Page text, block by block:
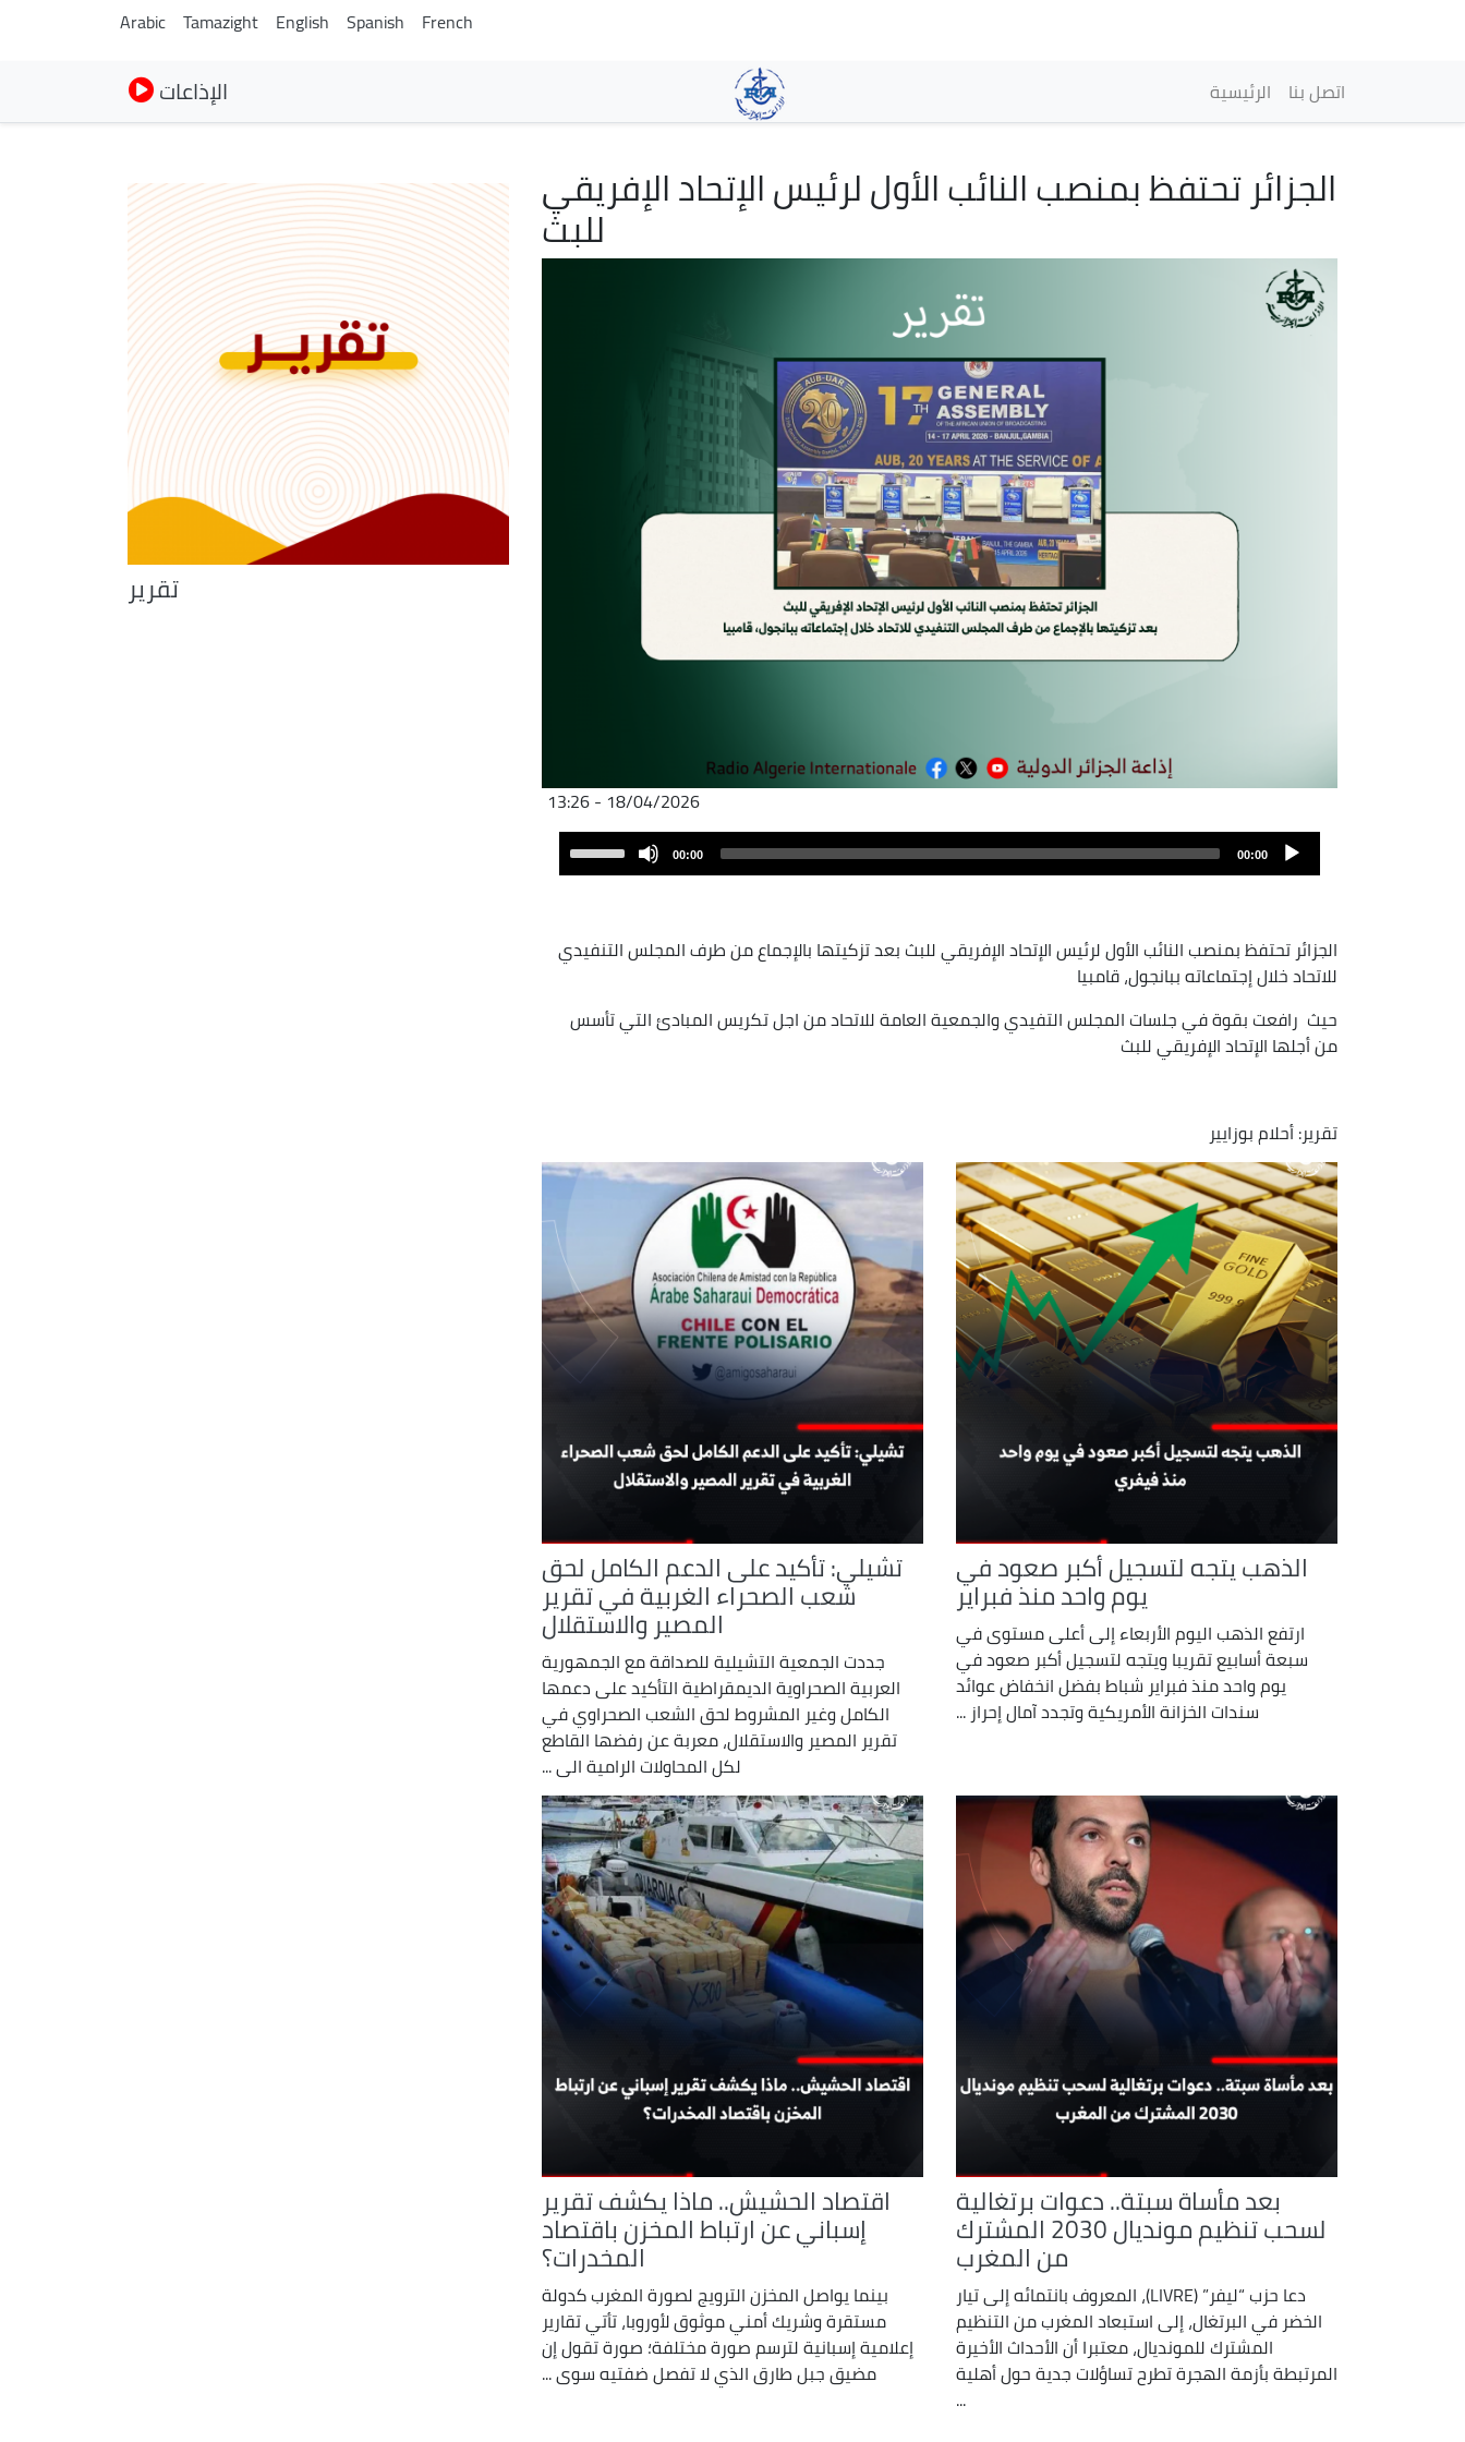
main
content
Arabic Tamazight English Spanish French
الإذاعات Navigation
الرئيسية اتصل بنا
الجزائر تحتفظ بمنصب النائب الأول لرئيس الإتحاد الإفريقي
للبث
Image
18/04/2026 - 13:26
Fichier
audio
Player
00:00
00:00
to
decrease
الجزائر تحتفظ بمنصب النائب الأول لرئيس الإتحاد الإفريقي للبث بعد تزكيتها بالإجماع من طرف المجلس التنفيدي
للاتحاد خلال إجتماعاته ببانجول، قامبيا
من أجلها الإتحاد الإفريقي للبث
تقرير: أحلام بوزايير
الذهب يتجه لتسجيل أكبر صعود في
يوم واحد منذ فبراير
ارتفع الذهب اليوم الأربعاء إلى أعلى مستوى في
سبعة أسابيع تقريبا ويتجه لتسجيل أكبر ​صعود في
يوم واحد منذ فبراير شباط بفضل انخفاض ‌عوائد
سندات الخزانة الأمريكية وتجدد آمال إحراز ...
تشيلي: تأكيد على الدعم الكامل لحق
شعب الصحراء الغربية في تقرير
المصير والاستقلال
جددت الجمعية التشيلية للصداقة مع الجمهورية
العربية الصحراوية الديمقراطية التأكيد على دعمها
الكامل وغير المشروط لحق الشعب الصحراوي في
تقرير المصير والاستقلال، معربة عن رفضها القاطع
لكل المحاولات الرامية الى ...
بعد مأساة سبتة.. دعوات برتغالية
لسحب تنظيم مونديال 2030 المشترك
من المغرب
دعا حزب “ليفر” (LIVRE)، المعروف بانتمائه إلى تيار
الخضر في البرتغال، إلى استبعاد المغرب من التنظيم
المشترك للمونديال، معتبرا أن الأحداث الأخيرة
المرتبطة بأزمة الهجرة تطرح تساؤلات جدية حول أهلية
...
اقتصاد الحشيش.. ماذا يكشف تقرير
إسباني عن ارتباط المخزن باقتصاد
المخدرات؟
بينما يواصل المخزن الترويج لصورة المغرب كدولة
مستقرة وشريك أمني موثوق لأوروبا، تأتي تقارير
إعلامية إسبانية لترسم صورة مختلفة؛ صورة تقول إن
مضيق جبل طارق الذي لا تفصل ضفتيه سوى ...
تقرير